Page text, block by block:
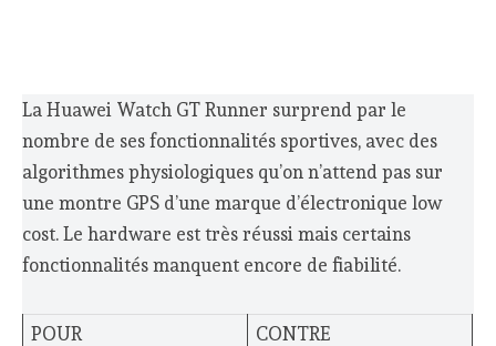
La Huawei Watch GT Runner surprend par le
nombre de ses fonctionnalités sportives, avec des
algorithmes physiologiques qu’on n’attend pas sur
une montre GPS d’une marque d’électronique low
cost. Le hardware est très réussi mais certains
fonctionnalités manquent encore de fiabilité.
POUR
CONTRE